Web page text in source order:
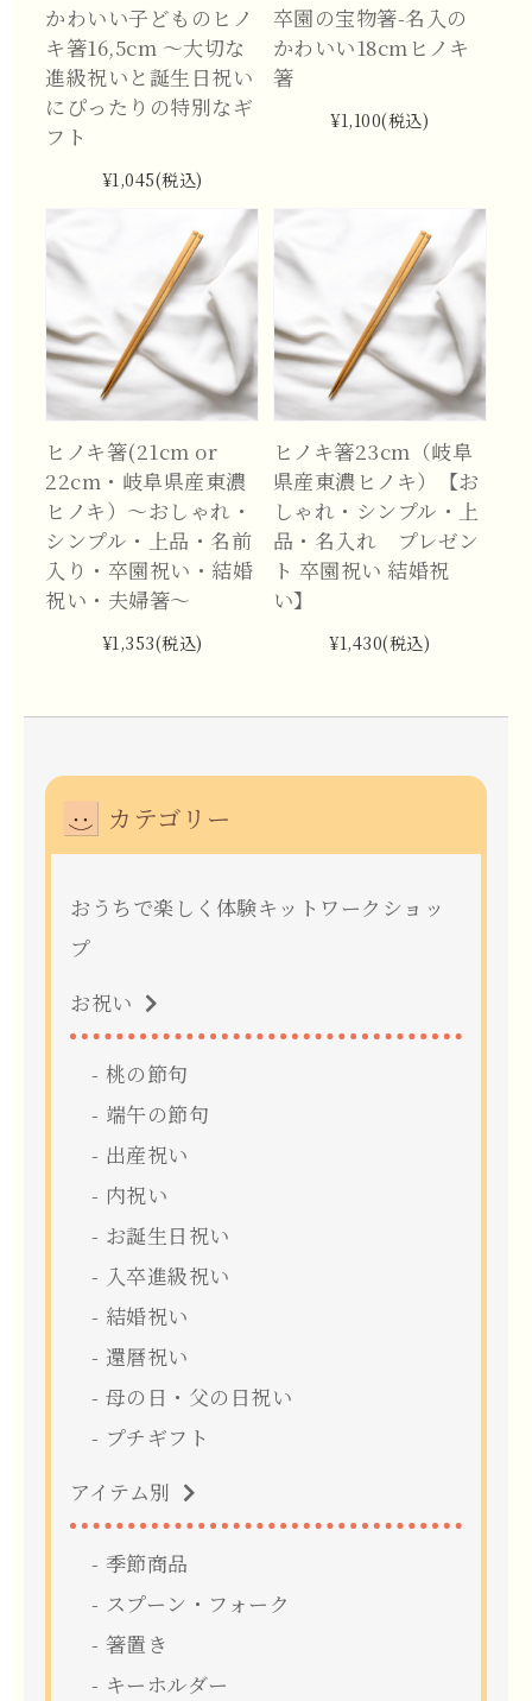
かわいい子どものヒノ
キ箸16,5cm ～大切な
進級祝いと誕生日祝い
にぴったりの特別なギ
フト
¥1,045(税込)
卒園の宝物箸-名入の
かわいい18cmヒノキ
箸
¥1,100(税込)
ヒノキ箸(21cm or
22cm・岐阜県産東濃
ヒノキ）～おしゃれ・
シンプル・上品・名前
入り・卒園祝い・結婚
祝い・夫婦箸～
¥1,353(税込)
ヒノキ箸23cm（岐阜
県産東濃ヒノキ）【お
しゃれ・シンプル・上
品・名入れ プレゼン
ト 卒園祝い 結婚祝
い】
¥1,430(税込)
カテゴリー
おうちで楽しく体験キットワークショッ
プ
お祝い
桃の節句
端午の節句
出産祝い
内祝い
お誕生日祝い
入卒進級祝い
結婚祝い
還暦祝い
母の日・父の日祝い
プチギフト
アイテム別
季節商品
スプーン・フォーク
箸置き
キーホルダー